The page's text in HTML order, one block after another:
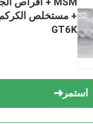
+ مستخلص الكركم
GT6K
استمر